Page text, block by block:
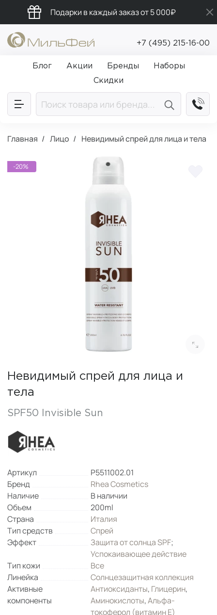
Подарки в каждый заказ от 5 000₽
Бесплатная доставка от 5 000₽
Промокод ПРИВЕТ
+7 (495) 215-16-00
Блог Акции Бренды
Наборы
Скидки
Главная Лицо Невидимый спрей для лица и тела
-20%
Невидимый спрей для лица и
тела
SPF50 Invisible Sun
Артикул
P5511002.01
Бренд
Rhea Cosmetics
Наличие
В наличии
Объем
200ml
Страна
Италия
Тип средств
Спрей
Эффект
Защита от солнца SPF;
Успокаивающее действие
Тип кожи
Все
Линейка
Солнцезащитная коллекция
Активные
компоненты
Антиоксиданты, Глицерин,
Аминокислоты,Альфа-
токоферол (витамин Е)